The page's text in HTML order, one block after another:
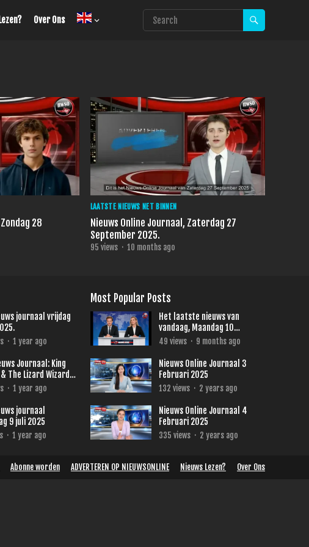
Over Ons
28
LAATSTE NIEUWS NET BINNEN
Nieuws Online Journaal, Zaterdag 27
September 2025.
95 views · 10 months ago
journaal vrijdag
· 1 year ago
Journaal: King
The Lizard Wizard
Nederland
· 1 year ago
journaal
9 juli 2025
· 1 year ago
Most Popular Posts
Het laatste nieuws van
vandaag, Maandag 10
November 2025
49 views · 9 months ago
Nieuws Online Journaal 3
Februari 2025
132 views · 2 years ago
Nieuws Online Journaal 4
Februari 2025
335 views · 2 years ago
Abonne worden ADVERTEREN OP NIEUWSONLINE Nieuws Lezen? Over Ons